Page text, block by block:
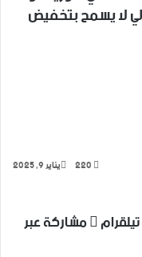
لا يسمح بتخفيض
يناير 9, 2025
تيلقرام مشاركة عبر